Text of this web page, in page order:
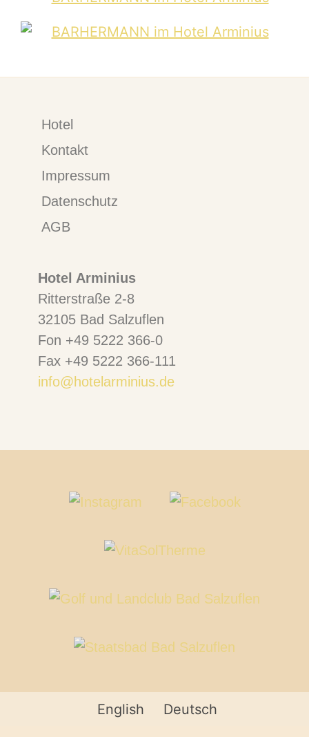
Hotel
Kontakt
Impressum
Datenschutz
AGB
Hotel Arminius
Ritterstraße 2-8
32105 Bad Salzuflen
Fon +49 5222 366-0
Fax +49 5222 366-111
info@hotelarminius.de
English Deutsch